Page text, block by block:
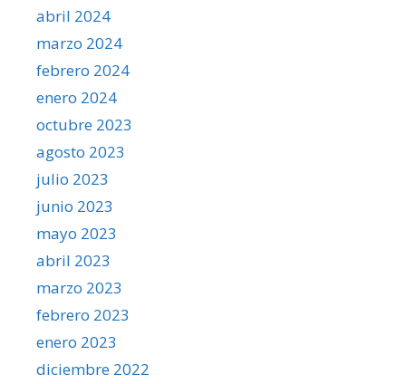
abril 2024
marzo 2024
febrero 2024
enero 2024
octubre 2023
agosto 2023
julio 2023
junio 2023
mayo 2023
abril 2023
marzo 2023
febrero 2023
enero 2023
diciembre 2022